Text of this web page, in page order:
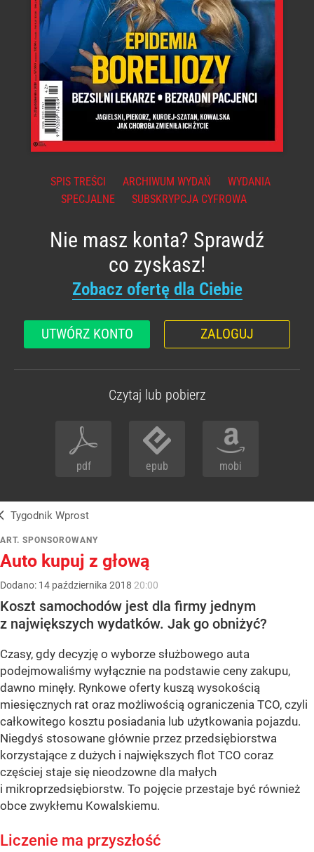
SPIS TREŚCI ARCHIWUM WYDAŃ
WYDANIA
SPECJALNE
SUBSKRYPCJA CYFROWA
Nie masz konta? Sprawdź
co zyskasz!
Zobacz ofertę dla Ciebie
UTWÓRZ KONTO ZALOGUJ
Czytaj lub pobierz
pdf epub mobi
Tygodnik Wprost
ART. SPONSOROWANY
Auto kupuj z głową
Dodano: 14 października 2018 20:00
Koszt samochodów jest dla firmy jednym
z największych wydatków. Jak go obniżyć?
Czasy, gdy decyzję o wyborze służbowego auta
podejmowaliśmy wyłącznie na podstawie ceny zakupu,
dawno minęły. Rynkowe oferty kuszą wysokością
miesięcznych rat oraz możliwością ograniczenia TCO, czyli
całkowitego kosztu posiadania lub użytkowania pojazdu.
Niegdyś stosowane głównie przez przedsiębiorstwa
korzystające z dużych i największych flot TCO coraz
częściej staje się nieodzowne dla małych
i mikroprzedsiębiorstw. To pojęcie przestaje być również
obce zwykłemu Kowalskiemu.
Liczenie ma przyszłość